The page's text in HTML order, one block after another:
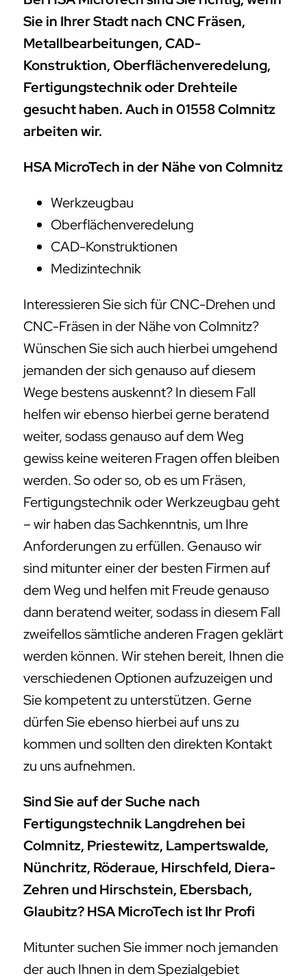
Sie in Ihrer Stadt nach CNC Fräsen,
Metallbearbeitungen, CAD-
Konstruktion, Oberflächenveredelung,
Fertigungstechnik oder Drehteile
gesucht haben. Auch in 01558 Colmnitz
arbeiten wir.
HSA MicroTech in der Nähe von Colmnitz
Werkzeugbau
Oberflächenveredelung
CAD-Konstruktionen
Medizintechnik
Interessieren Sie sich für CNC-Drehen und
CNC-Fräsen in der Nähe von Colmnitz?
Wünschen Sie sich auch hierbei umgehend
jemanden der sich genauso auf diesem
Wege bestens auskennt? In diesem Fall
helfen wir ebenso hierbei gerne beratend
weiter, sodass genauso auf dem Weg
gewiss keine weiteren Fragen offen bleiben
werden. So oder so, ob es um Fräsen,
Fertigungstechnik oder Werkzeugbau geht
– wir haben das Sachkenntnis, um Ihre
Anforderungen zu erfüllen. Genauso wir
sind mitunter einer der besten Firmen auf
dem Weg und helfen mit Freude genauso
dann beratend weiter, sodass in diesem Fall
zweifellos sämtliche anderen Fragen geklärt
werden können. Wir stehen bereit, Ihnen die
verschiedenen Optionen aufzuzeigen und
Sie kompetent zu unterstützen. Gerne
dürfen Sie ebenso hierbei auf uns zu
kommen und sollten den direkten Kontakt
zu uns aufnehmen.
Sind Sie auf der Suche nach
Fertigungstechnik Langdrehen bei
Colmnitz, Priestewitz, Lampertswalde,
Nünchritz, Röderaue, Hirschfeld, Diera-
Zehren und Hirschstein, Ebersbach,
Glaubitz? HSA MicroTech ist Ihr Profi
Mitunter suchen Sie immer noch jemanden
der auch Ihnen in dem Spezialgebiet